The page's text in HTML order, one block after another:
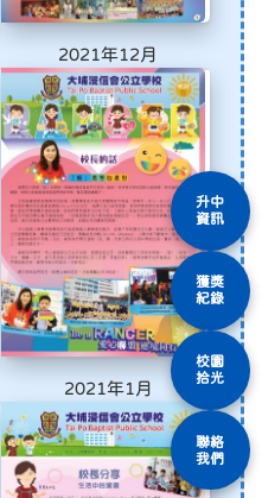
2021年12月
2021年1月
升中
資訊
獲獎
紀錄
校園
拾光
聯絡
我們